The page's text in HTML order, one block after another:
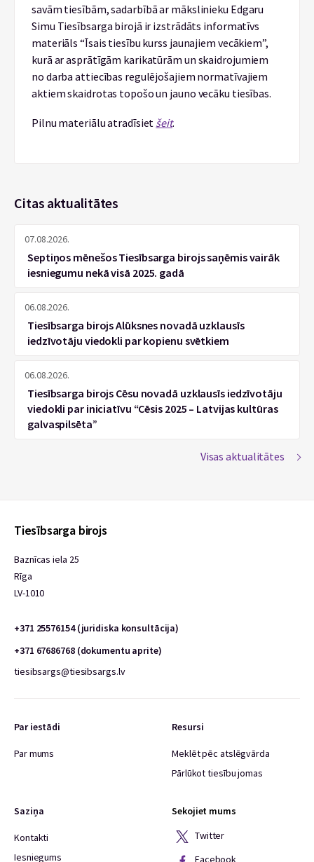
savām tiesībām, sadarbībā ar mākslinieku Edgaru
Simu Tiesībsarga birojā ir izstrādāts informatīvs
materiāls “Īsais tiesību kurss jaunajiem vecākiem”,
kurā ar asprātīgām karikatūrām un skaidrojumiem
no darba attiecības regulējošajiem normatīvajiem
aktiem skaidrotas topošo un jauno vecāku tiesības.
Pilnu materiālu atradīsiet šeit.
Citas aktualitātes
07.08.2026.
Septiņos mēnešos Tiesībsarga birojs saņēmis vairāk
iesniegumu nekā visā 2025. gadā
06.08.2026.
Tiesībsarga birojs Alūksnes novadā uzklausīs
iedzīvotāju viedokli par kopienu svētkiem
06.08.2026.
Tiesībsarga birojs Cēsu novadā uzklausīs iedzīvotāju
viedokli par iniciatīvu “Cēsis 2025 – Latvijas kultūras
galvaspilsēta”
Visas aktualitātes
Tiesībsarga birojs
Baznīcas iela 25
Rīga
LV-1010
+371 25576154 (juridiska konsultācija)
+371 67686768 (dokumentu aprite)
tiesibsargs@tiesibsargs.lv
Par iestādi
Par mums
Resursi
Meklēt pēc atslēgvārda
Pārlūkot tiesību jomas
Saziņa
Kontakti
Iesniegums
Sekojiet mums
Twitter